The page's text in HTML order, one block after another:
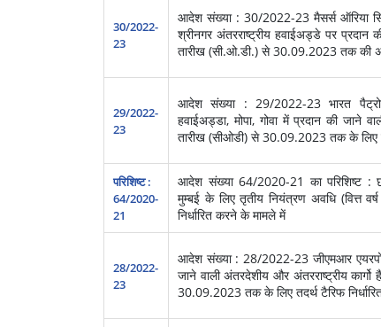
30/2022-
23
आदेश संख्या : 30/2022-23 मैसर्स ऑरिया
श्रीनगर अंतरराष्ट्रीय हवाईअड्डे पर
तारीख (सी.ओ.डी.) से 30.09.2023 तक की
29/2022-
23
आदेश संख्या : 29/2022-23 भारत
हवाईअड्डा, मोपा, गोवा में प्रदान की जाने
तारीख (सीओडी) से 30.09.2023 तक के लिए
परिशिष्ट :
64/2020-
21
आदेश संख्या 64/2020-21 का परिशिष्ट :
मुम्बई के लिए तृतीय नियंत्रण अवधि (वित्त
निर्धारित करने के मामले में
28/2022-
23
आदेश संख्या : 28/2022-23 जीएमआर
जाने वाली अंतरदेशीय और अंतरराष्‍ट्रीय
30.09.2023 तक के लिए तदर्थ टैरिफ